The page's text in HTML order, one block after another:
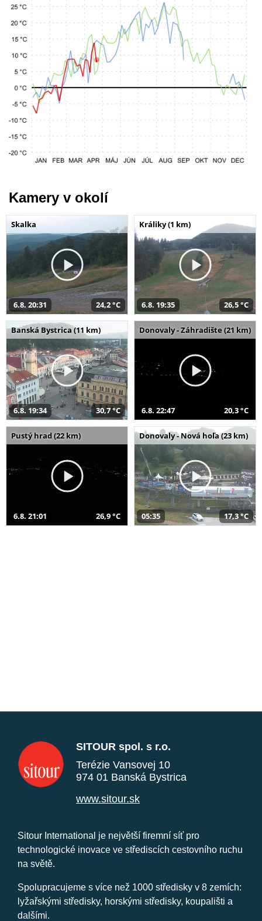
Kamery v okolí
Skalka
6.8. 20:31 24,2 °C
Králiky (1 km)
6.8. 19:35 26,5 °C
Banská Bystrica (11 km)
6.8. 19:34 30,7 °C
Donovaly - Záhradište (21 km)
6.8. 22:47 20,3 °C
Pustý hrad (22 km)
6.8. 21:01 26,9 °C
Donovaly - Nová hoľa (23 km)
05:35 17,3 °C
SITOUR spol. s r.o.
Terézie Vansovej 10
974 01 Banská Bystrica
www.sitour.sk
Sitour International je největší firemní síť pro
technologické inovace ve střediscích cestovního ruchu
na světě.
Spolupracujeme s více než 1000 středisky v 8 zemích:
lyžařskými středisky, horskými středisky, koupališti a
dalšími.